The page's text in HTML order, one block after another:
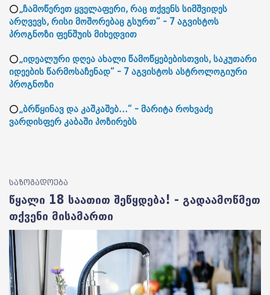
⭕„ჩამოწერეთ ყველაფერი, რაც თქვენს სიმშვიდეს
არღვევს, რისი მოშორებაც გსურთ“ - 7 აგვისტოს
პროგნოზი ფენშუის მიხედვით
⭕„იდეალური დღეა ახალი წამოწყებებისთვის, საკუთარი
იდეების წარმოსაჩენად“ - 7 აგვისტოს ასტროლოგიური
პროგნოზი
⭕„ბრწყინავ და კაშკაშებ...“ - მარიტა როხვაძე
ვარდისფერ კაბაში პოზირებს
საზოგადოება
წყალი 18 საათით შეწყდება! - გადაამოწმეთ
თქვენი მისამართი